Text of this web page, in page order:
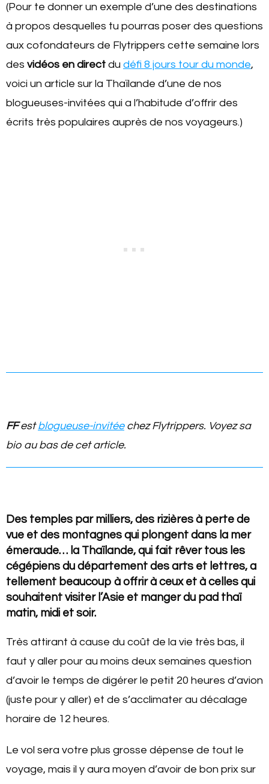
(Pour te donner un exemple d’une des destinations
à propos desquelles tu pourras poser des questions
aux cofondateurs de Flytrippers cette semaine lors
des vidéos en direct du défi 8 jours tour du monde,
voici un article sur la Thaïlande d’une de nos
blogueuses-invitées qui a l’habitude d’offrir des
écrits très populaires auprès de nos voyageurs.)
FFestblogueuse-invitéechez Flytrippers. Voyez sa
bio au bas de cet article.
Des temples par milliers, des rizières à perte de
vue et des montagnes qui plongent dans la mer
émeraude… la Thaïlande, qui fait rêver tous les
cégépiens du département des arts et lettres, a
tellement beaucoup à offrir à ceux et à celles qui
souhaitent visiter l’Asie et manger du pad thaï
matin, midi et soir.
Très attirant à cause du coût de la vie très bas, il
faut y aller pour au moins deux semaines question
d’avoir le temps de digérer le petit 20 heures d’avion
(juste pour y aller) et de s’acclimater au décalage
horaire de 12 heures.
Le vol sera votre plus grosse dépense de tout le
voyage, mais il y aura moyen d’avoir de bon prix sur